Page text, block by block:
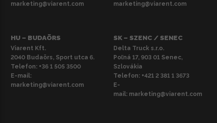
marketing@viarent.com
marketing@viarent.com
HU – BUDAÖRS
Viarent Kft.
2040 Budaörs, Sport utca 6.
Telefon: +36 1 505 3500
E-mail:
marketing@viarent.com
SK – SZENC / SENEC
Delta Truck s.r.o.
Poľná 17, 903 01 Senec,
Szlovákia
Telefon: +421 2 381 1 3673
E-
mail: marketing@viarent.com